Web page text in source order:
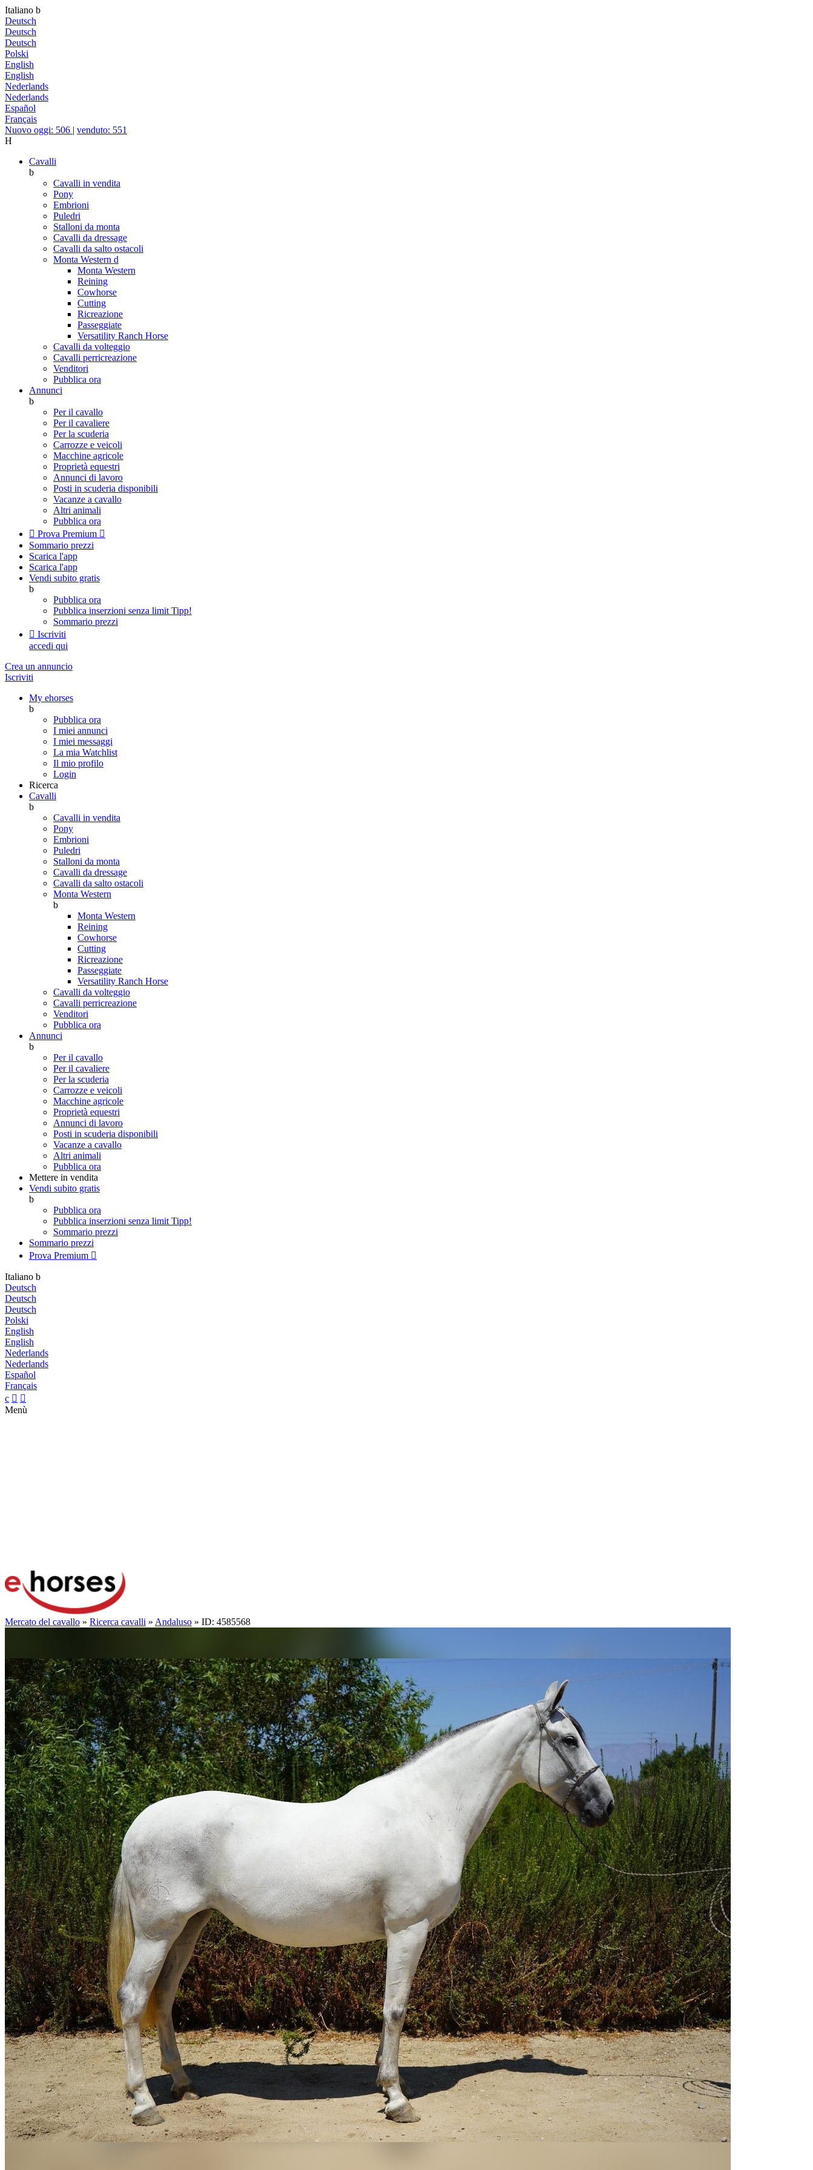
Italiano b
Deutsch
Deutsch
Deutsch
Polski
English
English
Nederlands
Nederlands
Español
Français
Nuovo oggi: 506 | venduto: 551
H
Cavalli
b
Cavalli in vendita
Pony
Embrioni
Puledri
Stalloni da monta
Cavalli da dressage
Cavalli da salto ostacoli
Monta Western d
Monta Western
Reining
Cowhorse
Cutting
Ricreazione
Passeggiate
Versatility Ranch Horse
Cavalli da volteggio
Cavalli perricreazione
Venditori
Pubblica ora
Annunci
b
Per il cavallo
Per il cavaliere
Per la scuderia
Carrozze e veicoli
Macchine agricole
Proprietà equestri
Annunci di lavoro
Posti in scuderia disponibili
Vacanze a cavallo
Altri animali
Pubblica ora
 Prova Premium 
Sommario prezzi
Scarica l'app
Scarica l'app
Vendi subito gratis
b
Pubblica ora
Pubblica inserzioni senza limit Tipp!
Sommario prezzi
 Iscriviti
accedi qui
Crea un annuncio
Iscriviti
My ehorses
b
Pubblica ora
I miei annunci
I miei messaggi
La mia Watchlist
Il mio profilo
Login
Ricerca
Cavalli
b
Cavalli in vendita
Pony
Embrioni
Puledri
Stalloni da monta
Cavalli da dressage
Cavalli da salto ostacoli
Monta Western
b
Monta Western
Reining
Cowhorse
Cutting
Ricreazione
Passeggiate
Versatility Ranch Horse
Cavalli da volteggio
Cavalli perricreazione
Venditori
Pubblica ora
Annunci
b
Per il cavallo
Per il cavaliere
Per la scuderia
Carrozze e veicoli
Macchine agricole
Proprietà equestri
Annunci di lavoro
Posti in scuderia disponibili
Vacanze a cavallo
Altri animali
Pubblica ora
Mettere in vendita
Vendi subito gratis
b
Pubblica ora
Pubblica inserzioni senza limit Tipp!
Sommario prezzi
Sommario prezzi
Prova Premium 
Italiano b
Deutsch
Deutsch
Deutsch
Polski
English
English
Nederlands
Nederlands
Español
Français
c  
Menù
Mercato del cavallo » Ricerca cavalli » Andaluso » ID: 4585568